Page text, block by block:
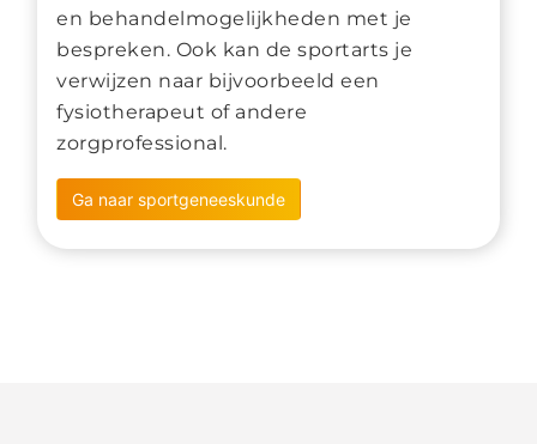
en behandelmogelijkheden met je
bespreken. Ook kan de sportarts je
verwijzen naar bijvoorbeeld een
fysiotherapeut of andere
zorgprofessional.
Ga naar sportgeneeskunde